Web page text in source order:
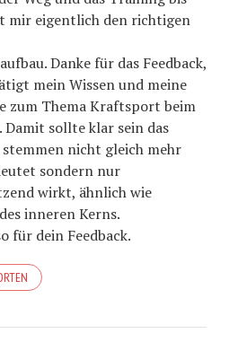
mir eigentlich den richtigen
Danke für das Feedback,
mein Wissen und meine
zum Thema Kraftsport beim
Damit sollte klar sein das
stemmen nicht gleich mehr
sondern nur
wirkt, ähnlich wie
inneren Kerns.
für dein Feedback.